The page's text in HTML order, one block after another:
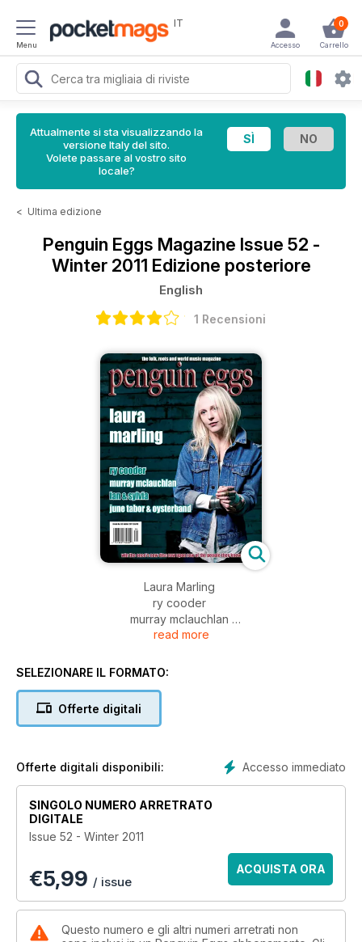
Menu
IT 0
Carrello
Accesso
Attualmente si sta visualizzando la
versione Italy del sito.
Volete passare al vostro sito
locale?
< Ultima edizione
Penguin Eggs Magazine Issue 52 -
Winter 2011 Edizione posteriore
English
1 Recensioni
Laura Marling
ry cooder
murray mclauchlan
ian & sylvia
read more
SELEZIONARE IL FORMATO:
Offerte digitali
Accesso immediato
Offerte digitali disponibili:
SINGOLO NUMERO ARRETRATO
DIGITALE
Issue 52 - Winter 2011
€5,99 / issue
ACQUISTA ORA
Questo numero e gli altri numeri arretrati non